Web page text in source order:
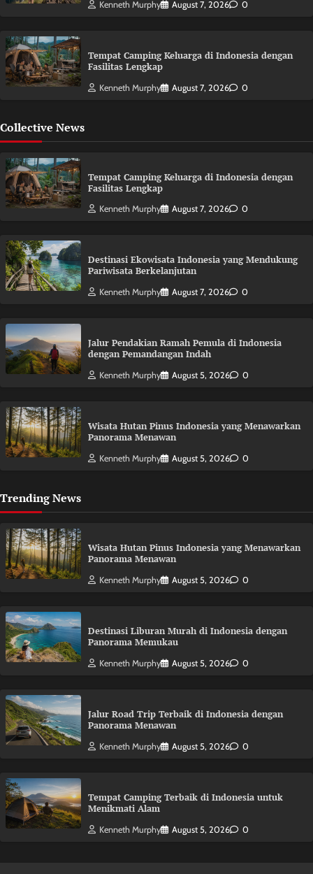
Kenneth Murphy August 7, 2026 0
Tempat Camping Keluarga di Indonesia dengan
Fasilitas Lengkap
Kenneth Murphy August 7, 2026 0
Collective News
Tempat Camping Keluarga di Indonesia dengan
Fasilitas Lengkap
Kenneth Murphy August 7, 2026 0
Destinasi Ekowisata Indonesia yang Mendukung
Pariwisata Berkelanjutan
Kenneth Murphy August 7, 2026 0
Jalur Pendakian Ramah Pemula di Indonesia
dengan Pemandangan Indah
Kenneth Murphy August 5, 2026 0
Wisata Hutan Pinus Indonesia yang Menawarkan
Panorama Menawan
Kenneth Murphy August 5, 2026 0
Trending News
Wisata Hutan Pinus Indonesia yang Menawarkan
Panorama Menawan
Kenneth Murphy August 5, 2026 0
Destinasi Liburan Murah di Indonesia dengan
Panorama Memukau
Kenneth Murphy August 5, 2026 0
Jalur Road Trip Terbaik di Indonesia dengan
Panorama Menawan
Kenneth Murphy August 5, 2026 0
Tempat Camping Terbaik di Indonesia untuk
Menikmati Alam
Kenneth Murphy August 5, 2026 0